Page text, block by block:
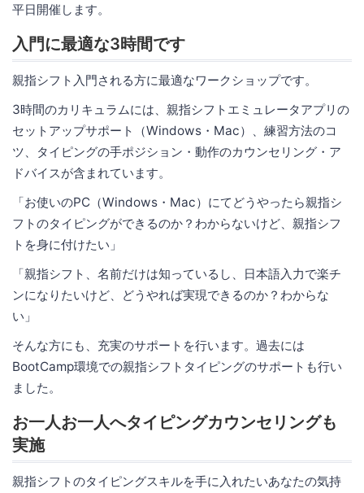
平日開催します。
入門に最適な3時間です
親指シフト入門される方に最適なワークショップです。
3時間のカリキュラムには、親指シフトエミュレータアプリの
セットアップサポート（Windows・Mac）、練習方法のコ
ツ、タイピングの手ポジション・動作のカウンセリング・ア
ドバイスが含まれています。
「お使いのPC（Windows・Mac）にてどうやったら親指シ
フトのタイピングができるのか？わからないけど、親指シフ
トを身に付けたい」
「親指シフト、名前だけは知っているし、日本語入力で楽チ
ンになりたいけど、どうやれば実現できるのか？わからな
い」
そんな方にも、充実のサポートを行います。過去には
BootCamp環境での親指シフトタイピングのサポートも行い
ました。
お一人お一人へタイピングカウンセリングも
実施
親指シフトのタイピングスキルを手に入れたいあなたの気持